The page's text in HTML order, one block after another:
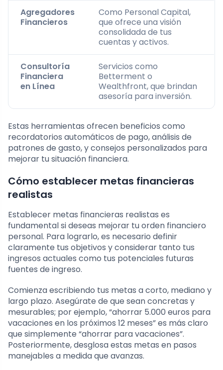
Agregadores
Financieros
Como Personal Capital,
que ofrece una visión
consolidada de tus
cuentas y activos.
Consultoría
Financiera
en Línea
Servicios como
Betterment o
Wealthfront, que brindan
asesoría para inversión.
Estas herramientas ofrecen beneficios como
recordatorios automáticos de pago, análisis de
patrones de gasto, y consejos personalizados para
mejorar tu situación financiera.
Cómo establecer metas financieras
realistas
Establecer metas financieras realistas es
fundamental si deseas mejorar tu orden financiero
personal. Para lograrlo, es necesario definir
claramente tus objetivos y considerar tanto tus
ingresos actuales como tus potenciales futuras
fuentes de ingreso.
Comienza escribiendo tus metas a corto, mediano y
largo plazo. Asegúrate de que sean concretas y
mesurables; por ejemplo, “ahorrar 5.000 euros para
vacaciones en los próximos 12 meses” es más claro
que simplemente “ahorrar para vacaciones”.
Posteriormente, desglosa estas metas en pasos
manejables a medida que avanzas.